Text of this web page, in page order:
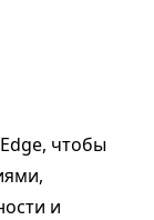
чтобы
и